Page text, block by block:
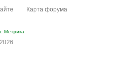
Карта форума